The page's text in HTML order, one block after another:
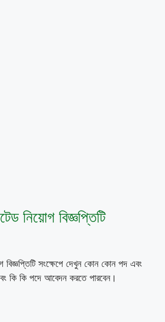
নিয়োগ বিজ্ঞপ্তিটি
বিজ্ঞপ্তিটি সংক্ষেপে দেখুন কোন কোন পদ এবং
কি কি পদে আবেদন করতে পারবেন।